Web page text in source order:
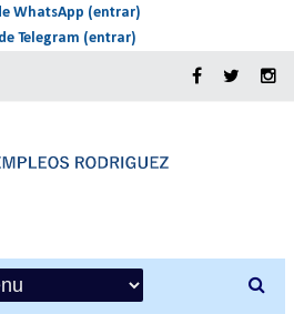
WhatsApp (entrar)
Telegram (entrar)